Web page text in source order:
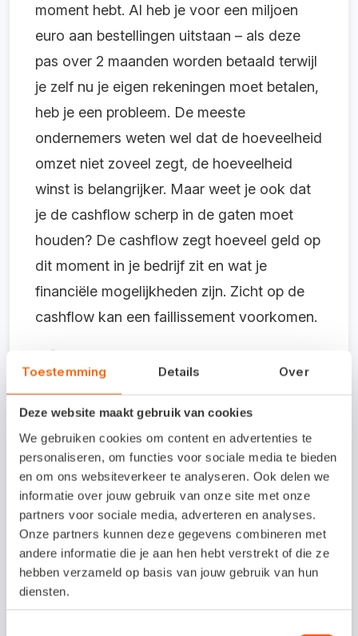
Toestemming Details Over
Deze website maakt gebruik van cookies
We gebruiken cookies om content en advertenties te
personaliseren, om functies voor sociale media te bieden
en om ons websiteverkeer te analyseren. Ook delen we
informatie over jouw gebruik van onze site met onze
partners voor sociale media, adverteren en analyses.
Onze partners kunnen deze gegevens combineren met
andere informatie die je aan hen hebt verstrekt of die ze
hebben verzameld op basis van jouw gebruik van hun
diensten.
moment hebt. Al heb je voor een miljoen
euro aan bestellingen uitstaan – als deze
pas over 2 maanden worden betaald terwijl
je zelf nu je eigen rekeningen moet betalen,
heb je een probleem. De meeste
ondernemers weten wel dat de hoeveelheid
omzet niet zoveel zegt, de hoeveelheid
winst is belangrijker. Maar weet je ook dat
je de cashflow scherp in de gaten moet
houden? De cashflow zegt hoeveel geld op
dit moment in je bedrijf zit en wat je
financiële mogelijkheden zijn. Zicht op de
cashflow kan een faillissement voorkomen.
Tip: houd je cashflow scherp in
de gaten
Het verschil tussen omzet,
winst, cashflow en
werkkapitaal
Nog even op een rijtje: wat houden de
begrippen omzet, winst, cashflow en
werkkapitaal ook alweer in?